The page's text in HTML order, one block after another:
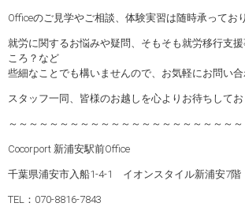
Officeのご見学やご相談、体験実習は随時承ってお
就労に関するお悩みや疑問、そもそも就労移行支
ころ？など
些細なことでも構いませんので、お気軽にお問い合
スタッフ一同、皆様のお越しを心よりお待ちしてお
～～～～～～～～～～～～～～～～～～～～～～～
Cocorport 新浦安駅前Office
千葉県浦安市入船1-4-1 イオンスタイル新浦安7階
TEL：070-8816-7843